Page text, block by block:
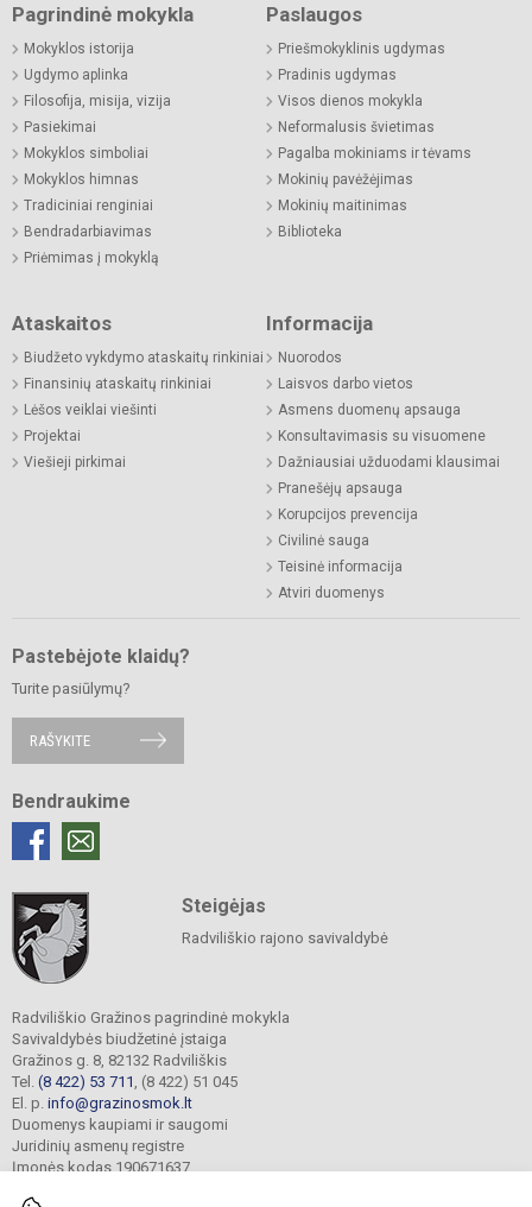
Pagrindinė mokykla
Mokyklos istorija
Ugdymo aplinka
Filosofija, misija, vizija
Pasiekimai
Mokyklos simboliai
Mokyklos himnas
Tradiciniai renginiai
Bendradarbiavimas
Priėmimas į mokyklą
Paslaugos
Priešmokyklinis ugdymas
Pradinis ugdymas
Visos dienos mokykla
Neformalusis švietimas
Pagalba mokiniams ir tėvams
Mokinių pavėžėjimas
Mokinių maitinimas
Biblioteka
Ataskaitos
Biudžeto vykdymo ataskaitų rinkiniai
Finansinių ataskaitų rinkiniai
Lėšos veiklai viešinti
Projektai
Viešieji pirkimai
Informacija
Nuorodos
Laisvos darbo vietos
Asmens duomenų apsauga
Konsultavimasis su visuomene
Dažniausiai užduodami klausimai
Pranešėjų apsauga
Korupcijos prevencija
Civilinė sauga
Teisinė informacija
Atviri duomenys
Pastebėjote klaidų?
Turite pasiūlymų?
RAŠYKITE
Bendraukime
Steigėjas
Radviliškio rajono savivaldybė
Radviliškio Gražinos pagrindinė mokykla
Savivaldybės biudžetinė įstaiga
Gražinos g. 8, 82132 Radviliškis
Tel. (8 422) 53 711 , (8 422) 51 045
El. p. info@grazinosmok.lt
Duomenys kaupiami ir saugomi
Juridinių asmenų registre
Įmonės kodas 190671637